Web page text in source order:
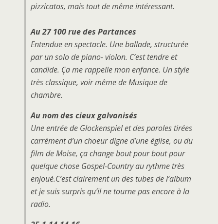
pizzicatos, mais tout de même intéressant.
Au 27 100 rue des Partances
Entendue en spectacle. Une ballade, structurée
par un solo de piano- violon. C’est tendre et
candide. Ça me rappelle mon enfance. Un style
très classique, voir même de Musique de
chambre.
Au nom des cieux galvanisés
Une entrée de Glockenspiel et des paroles tirées
carrément d’un choeur digne d’une église, ou du
film de Moise, ça change bout pour bout pour
quelque chose Gospel-Country au rythme très
enjoué.C’est clairement un des tubes de l’album
et je suis surpris qu’il ne tourne pas encore à la
radio.